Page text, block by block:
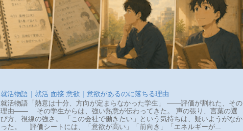
就活物語｜就活 面接 意欲｜意欲があるのに落ちる理由
就活物語「熱意は十分、方向が定まらなかった学生」 ――評価が割れた、その
理由―― その学生からは、強い熱意が伝わってきた。 声の張り、言葉の選
び方、視線の強さ。 「この会社で働きたい」という気持ちは、疑いようがなか
った。 評価シートには、「意欲が高い」「前向き」「エネルギーが...